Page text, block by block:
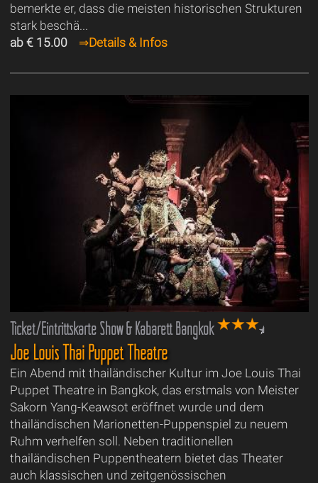
bemerkte er, dass die meisten historischen Strukturen
stark beschä...
ab € 15.00
⇒Details & Infos
Ticket/Eintrittskarte Show & Kabarett Bangkok
Joe Louis Thai Puppet Theatre
Ein Abend mit thailändischer Kultur im Joe Louis Thai
Puppet Theatre in Bangkok, das erstmals von Meister
Sakorn Yang-Keawsot eröffnet wurde und dem
thailändischen Marionetten-Puppenspiel zu neuem
Ruhm verhelfen soll. Neben traditionellen
thailändischen Puppentheatern bietet das Theater
auch klassischen und zeitgenössischen